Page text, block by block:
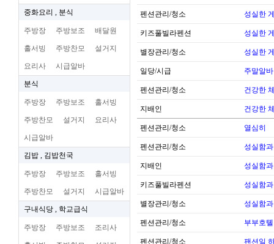
중화요리 , 분식
주방장 주방보조 배달원
홀서빙 주방찬모 설거지
요리사 시급알바
분식
주방장 주방보조 홀서빙
주방찬모 설거지 요리사
시급알바
김밥 , 김밥천국
주방장 주방보조 홀서빙
주방찬모 설거지 시급알바
구내식당 , 학교급식
주방장 주방보조 조리사
펜션관리/청소 성실한
키즈풀빌라펜션 성실한
별장관리/청소 성실한
일당/시급 주말알바
펜션관리/청소 건강한
지배인 건강한
펜션관리/청소 열심히
펜션관리/청소 성실함
지배인 성실함
키즈풀빌라펜션 성실함
별장관리/청소 성실함
펜션관리/청소 부부호
펜션관리/청소 팬션일